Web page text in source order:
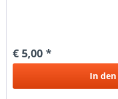
€ 5,00 *
In den